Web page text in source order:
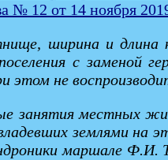
№ 12 от 14 ноября
ширина и длина
с заменой
этом не
занятия местных
землями на
маршале Ф.И.